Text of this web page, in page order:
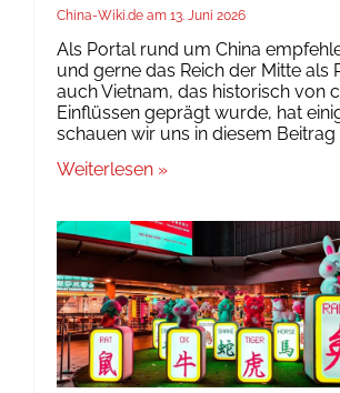
China-Wiki.de 13. Juni 2026
Als Portal rund um China
und gerne das Reich der Mitte als
auch Vietnam, das historisch von
Einflüssen geprägt wurde, hat
schauen wir uns in diesem Beitrag
Weiterlesen »